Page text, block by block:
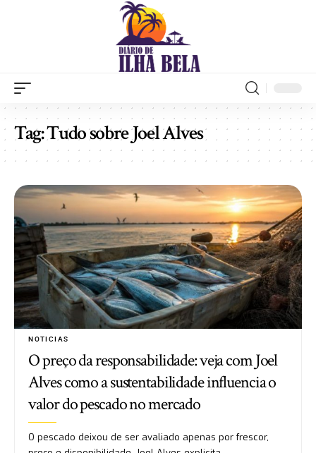
Tag:Tudo sobre Joel Alves
NOTICIAS
O preço da responsabilidade: veja com Joel
Alves como a sustentabilidade influencia o
valor do pescado no mercado
O pescado deixou de ser avaliado apenas por frescor,